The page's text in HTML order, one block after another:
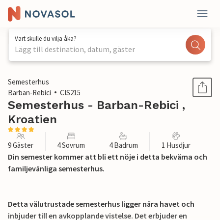
Vart skulle du vilja åka?
Lägg till destination, datum, gäster
1 / 51
Semesterhus
Barban-Rebici
CIS215
Semesterhus - Barban-Rebici ,
Kroatien
9 Gäster 4 Sovrum 4 Badrum 1 Husdjur
Din semester kommer att bli ett nöje i detta bekväma och
familjevänliga semesterhus.
Detta välutrustade semesterhus ligger nära havet och
inbjuder till en avkopplande vistelse. Det erbjuder en